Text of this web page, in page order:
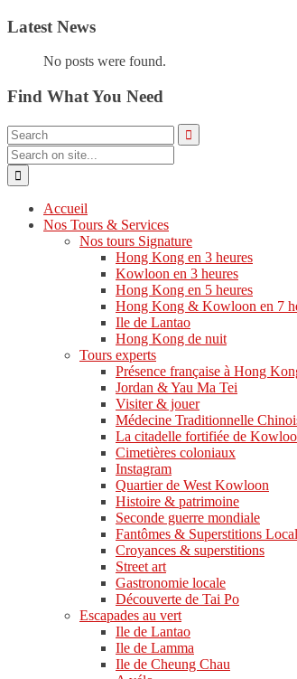
Latest News
No posts were found.
Find What You Need
Accueil
Nos Tours & Services
Nos tours Signature
Hong Kong en 3 heures
Kowloon en 3 heures
Hong Kong en 5 heures
Hong Kong & Kowloon en 7
Ile de Lantao
Hong Kong de nuit
Tours experts
Présence française à Hong
Jordan & Yau Ma Tei
Visiter & jouer
Médecine Traditionnelle
La citadelle fortifiée de
Cimetières coloniaux
Instagram
Quartier de West Kowloon
Histoire & patrimoine
Seconde guerre mondiale
Fantômes & Superstitions
Croyances & superstitions
Street art
Gastronomie locale
Découverte de Tai Po
Escapades au vert
Ile de Lantao
Ile de Lamma
Ile de Cheung Chau